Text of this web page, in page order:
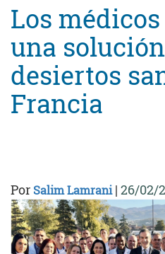
Los
una
desiertos
Francia
Por Salim Lamrani| 26/02/